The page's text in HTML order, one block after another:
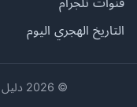
التاريخ الهجري اليوم
© 2026 دليل في تي — جميع الحقوق محفوظة